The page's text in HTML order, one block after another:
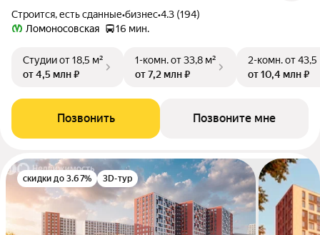
Строится, есть сданные•бизнес•4.3 (194)
Ломоносовская
16 мин.
Студииот 18,5 м²
от 4,5 млн ₽
1-комн.от 33,8 м²
от 7,2 млн ₽
2-комн.от 43,5
от 10,4 млн ₽
Позвонить Позвоните мне
скидки до 3.67% 3D-тур